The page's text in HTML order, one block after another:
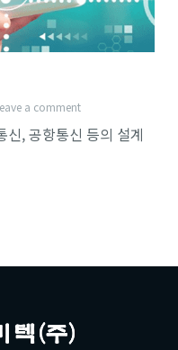
a comment
신, 공항통신 등의 설계